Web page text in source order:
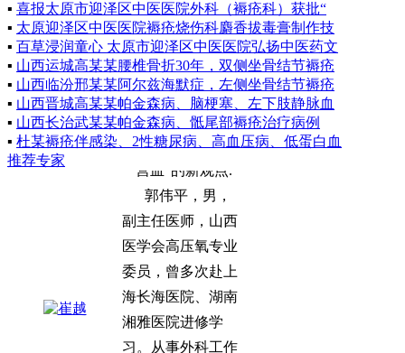
▪ 喜报太原市迎泽区中医医院外科（褥疮科）获批“
▪ 太原迎泽区中医医院褥疮烧伤科麝香拔毒膏制作技
▪ 百草浸润童心 太原市迎泽区中医医院弘扬中医药文
▪ 山西运城高某某腰椎骨折30年，双侧坐骨结节褥疮
▪ 山西临汾邢某某阿尔兹海默症，左侧坐骨结节褥疮
▪ 山西晋城高某某帕金森病、脑梗塞、左下肢静脉血
▪ 山西长治武某某帕金森病、骶尾部褥疮治疗病例
▪ 杜某褥疮伴感染、2性糖尿病、高血压病、低蛋白血
推荐专家
从事中医外科临床
研究与治疗近二十
年，在理论上提出
了褥疮病理实质
为“气血大亏，热毒
营血”的新观点.
副主任医师，山西
医学会高压氧专业
委员，曾多次赴上
海长海医院、湖南
湘雅医院进修学
习。从事外科工作
多年，对褥疮清创